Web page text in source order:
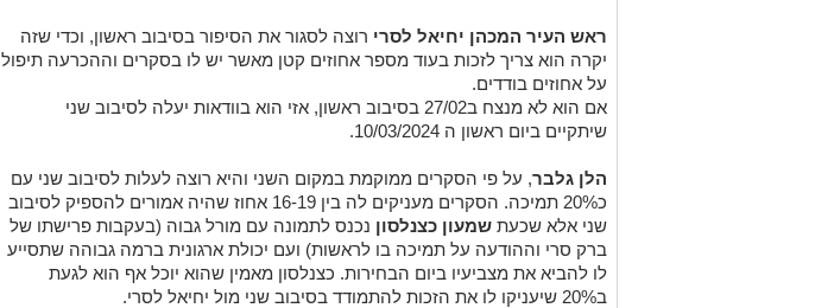
ראש העיר המכהן יחיאל לסרי רוצה לסגור את הסיפור בסיבוב ראשון, וכדי שזה
יקרה הוא צריך לזכות בעוד מספר אחוזים קטן מאשר יש לו בסקרים וההכרעה תיפול
על אחוזים בודדים.
אם הוא לא מנצח ב27/02 בסיבוב ראשון, אזי הוא בוודאות יעלה לסיבוב שני
שיתקיים ביום ראשון ה 10/03/2024.
הלן גלבר, על פי הסקרים ממוקמת במקום השני והיא רוצה לעלות לסיבוב שני עם
כ20% תמיכה. הסקרים מעניקים לה בין 16-19 אחוז שהיה אמורים להספיק לסיבוב
שני אלא שכעת שמעון כצנלסון נכנס לתמונה עם מורל גבוה (בעקבות פרישתו של
ברק סרי וההודעה על תמיכה בו לראשות) ועם יכולת ארגונית ברמה גבוהה שתסייע
לו להביא את מצביעיו ביום הבחירות. כצנלסון מאמין שהוא יוכל אף הוא לגעת
ב20% שיעניקו לו את הזכות להתמודד בסיבוב שני מול יחיאל לסרי.